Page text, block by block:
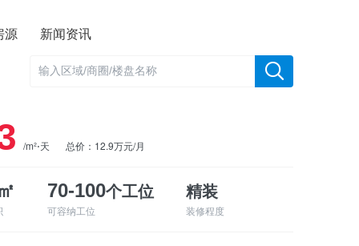
源 新闻资讯
/m²⋅天 总价：12.9万元/月
70-100个工位
可容纳工位
精装
装修程度